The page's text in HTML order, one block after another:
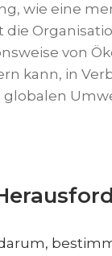
wie eine
die
von
kann, in
globalen